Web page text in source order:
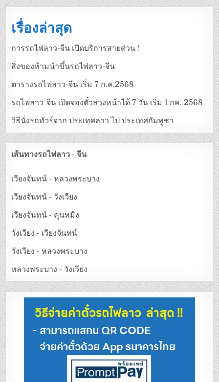
เรื่องล่าสุด
การรถไฟลาว-จีน เปิดบริการสายด่วน !
สิ่งของห้ามนำขึ้นรถไฟลาว-จีน
ตารางรถไฟลาว-จีน เริ่ม 7 ก.ค.2568
รถไฟลาว-จีน เปิดจองตั๋วล่วงหน้าได้ 7 วัน เริ่ม 1 กค. 2568
วิธีนั่งรถทัวร์จาก ประเทศลาว ไป ประเทศกัมพูชา
เส้นทางรถไฟลาว - จีน
เวียงจันทน์ - หลวงพระบาง
เวียงจันทน์ - วังเวียง
เวียงจันทน์ - คุนหมิง
วังเวียง - เวียงจันทน์
วังเวียง - หลวงพระบาง
หลวงพระบาง - วังเวียง